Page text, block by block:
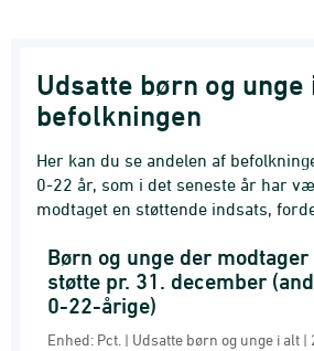
Udsatte børn og
befolkningen
Her kan du se andelen af
0-22 år, som i det seneste år har
modtaget en støttende indsats,